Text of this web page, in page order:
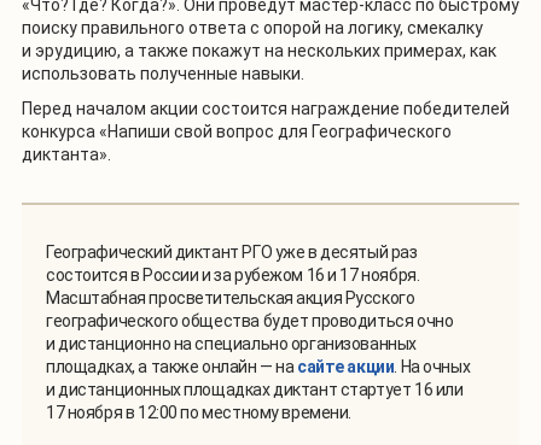
«Что? Где? Когда?». Они проведут мастер-класс по быстрому
поиску правильного ответа с опорой на логику, смекалку
и эрудицию, а также покажут на нескольких примерах, как
использовать полученные навыки.
Перед началом акции состоится награждение победителей
конкурса «Напиши свой вопрос для Географического
диктанта».
Географический диктант РГО уже в десятый раз
состоится в России и за рубежом 16 и 17 ноября.
Масштабная просветительская акция Русского
географического общества будет проводиться очно
и дистанционно на специально организованных
площадках, а также онлайн — насайте акции. На очных
и дистанционных площадках диктант стартует 16 или
17 ноября в 12:00 по местному времени.